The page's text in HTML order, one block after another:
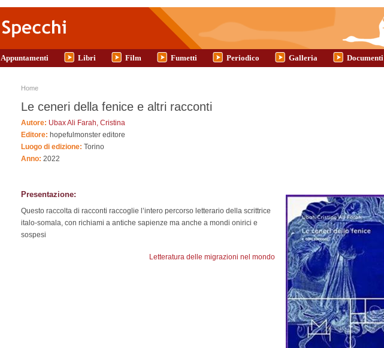
Appuntamenti Libri Film Fumetti Periodico Galleria Documenti
Tu sei qui
Home
Le ceneri della fenice e altri racconti
Autore: Ubax Ali Farah, Cristina
Editore: hopefulmonster editore
Luogo di edizione: Torino
Anno: 2022
Presentazione:
Questo raccolta di racconti raccoglie l’intero percorso letterario della scrittrice
italo-somala, con richiami a antiche sapienze ma anche a mondi onirici e
sospesi
Letteratura delle migrazioni nel mondo